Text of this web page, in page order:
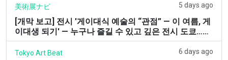
美術展ナビ 5 days ago
[개막 보고] 전시 '게이대식 예술의 “관점” — 이 여름, 게
이대생 되기' — 누구나 즐길 수 있고 깊은 전시 도쿄……
Tokyo Art Beat 6 days ago